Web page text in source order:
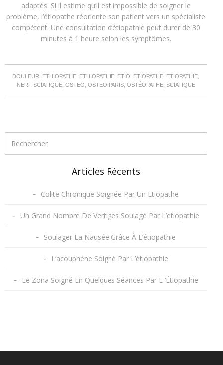
adaptés. Si il estime qu’il est impossible de soigner le
problème, l’étiopathe réoriente son patient vers un spécialiste
compétent. Une consultation d’étiopathie peut durer de 30
minutes à 1 heure selon les symptômes.
DOULEUR, ETHIOPATHE, ETHIOPATHIE, ETIO, ETIOPATHE, ETIOPATHIE,
NERF SCIATIQUE, OSTEO, OSTEO PARIS, OSTÉOPATHE, SCIATIQUE
Articles Récents
Colite Chronique Soignée Par Un Etiopathe
Un Grand Nombre De Vertiges Soulagé Par L’etiopathie
Soulager La Nausée Grâce À L’étiopathie
L’acouphène Soigné Par L’étiopathie
Le Zona Soigné En Quelques Séances Par L ‘Étiopathie